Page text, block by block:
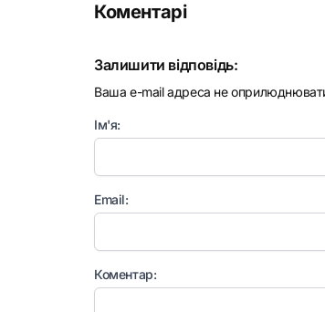
Коментарі
Залишити відповідь:
Ваша e-mail адреса не
Ім'я:
Email:
Коментар: